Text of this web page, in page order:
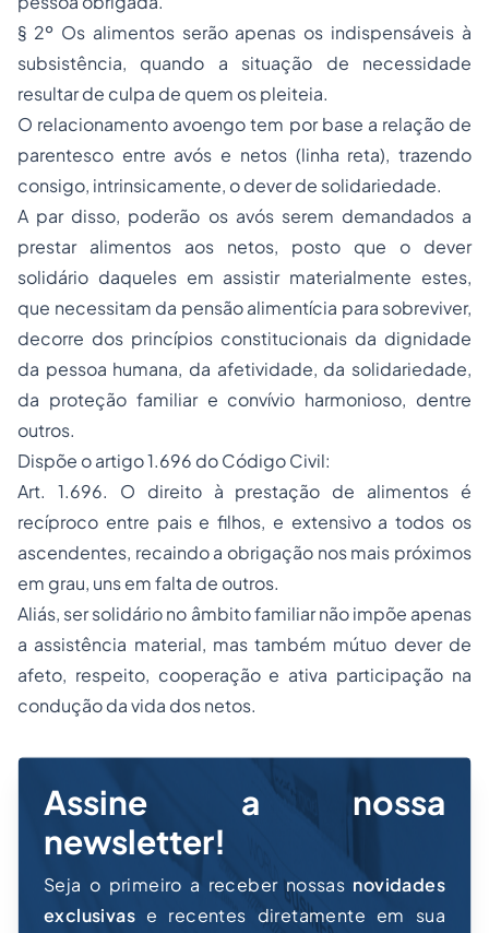
§ 2º Os alimentos serão apenas os indispensáveis à
subsistência, quando a situação de necessidade
resultar de culpa de quem os pleiteia.
O relacionamento avoengo tem por base a relação de
parentesco entre avós e netos (linha reta), trazendo
consigo, intrinsicamente, o dever de solidariedade.
A par disso, poderão os avós serem demandados a
prestar alimentos aos netos, posto que o dever
solidário daqueles em assistir materialmente estes,
que necessitam da pensão alimentícia para sobreviver,
decorre dos princípios constitucionais da dignidade
da pessoa humana, da afetividade, da solidariedade,
da proteção familiar e convívio harmonioso, dentre
outros.
Dispõe o artigo 1.696 do Código Civil:
Art. 1.696. O direito à prestação de alimentos é
recíproco entre pais e filhos, e extensivo a todos os
ascendentes, recaindo a obrigação nos mais próximos
em grau, uns em falta de outros.
Aliás, ser solidário no âmbito familiar não impõe apenas
a assistência material, mas também mútuo dever de
afeto, respeito, cooperação e ativa participação na
condução da vida dos netos.
Assine a nossa
newsletter!
Seja o primeiro a receber nossas novidades
exclusivas e recentes diretamente em sua